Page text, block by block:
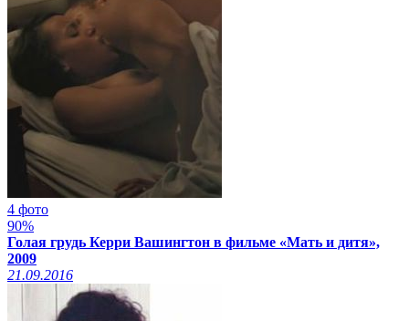
4 фото
90%
Голая грудь Керри Вашингтон в фильме «Мать и дитя»,
2009
21.09.2016